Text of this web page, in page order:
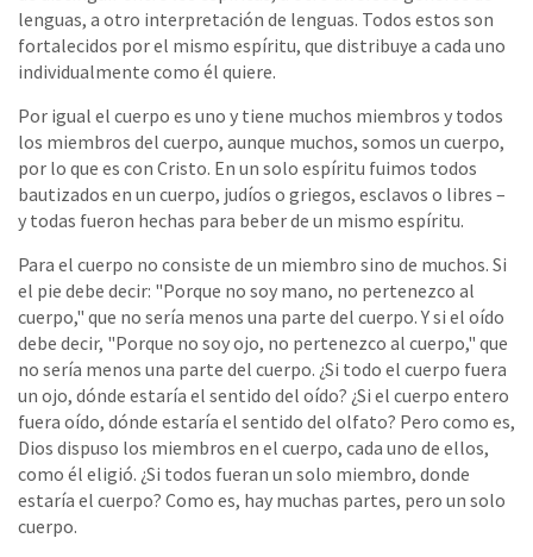
lenguas, a otro interpretación de lenguas. Todos estos son
fortalecidos por el mismo espíritu, que distribuye a cada uno
individualmente como él quiere.
Por igual el cuerpo es uno y tiene muchos miembros y todos
los miembros del cuerpo, aunque muchos, somos un cuerpo,
por lo que es con Cristo. En un solo espíritu fuimos todos
bautizados en un cuerpo, judíos o griegos, esclavos o libres –
y todas fueron hechas para beber de un mismo espíritu.
Para el cuerpo no consiste de un miembro sino de muchos. Si
el pie debe decir: "Porque no soy mano, no pertenezco al
cuerpo," que no sería menos una parte del cuerpo. Y si el oído
debe decir, "Porque no soy ojo, no pertenezco al cuerpo," que
no sería menos una parte del cuerpo. ¿Si todo el cuerpo fuera
un ojo, dónde estaría el sentido del oído? ¿Si el cuerpo entero
fuera oído, dónde estaría el sentido del olfato? Pero como es,
Dios dispuso los miembros en el cuerpo, cada uno de ellos,
como él eligió. ¿Si todos fueran un solo miembro, donde
estaría el cuerpo? Como es, hay muchas partes, pero un solo
cuerpo.